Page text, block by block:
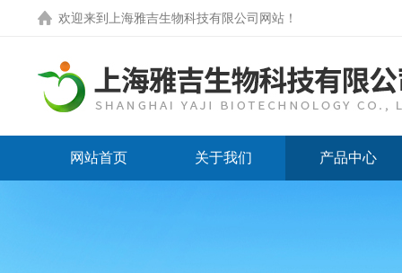
欢迎来到 上海雅吉生物科技有限公司网站 ！
网站首页 关于我们 产品中心